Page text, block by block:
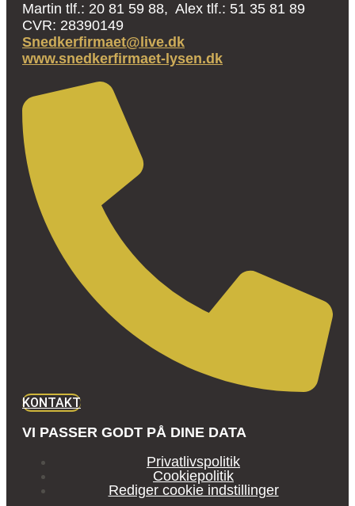
Martin tlf.: 20 81 59 88, Alex tlf.: 51 35 81 89
CVR: 28390149
Snedkerfirmaet@live.dk
www.snedkerfirmaet-lysen.dk
KONTAKT
VI PASSER GODT PÅ DINE DATA
Privatlivspolitik
Cookiepolitik
Rediger cookie indstillinger